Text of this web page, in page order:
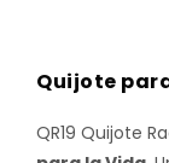
Quijote
QR19 Quijote